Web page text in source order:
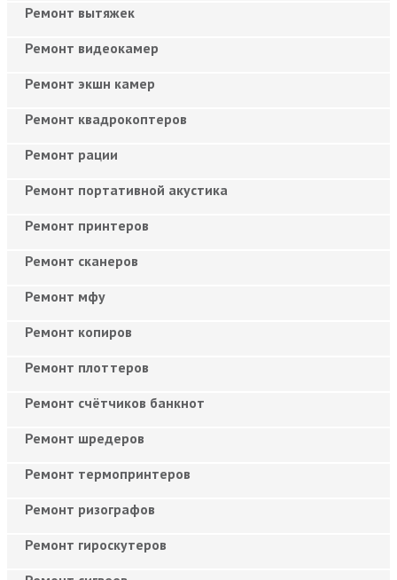
Ремонт вытяжек
Ремонт видеокамер
Ремонт экшн камер
Ремонт квадрокоптеров
Ремонт рации
Ремонт портативной акустика
Ремонт принтеров
Ремонт сканеров
Ремонт мфу
Ремонт копиров
Ремонт плоттеров
Ремонт счётчиков банкнот
Ремонт шредеров
Ремонт термопринтеров
Ремонт ризографов
Ремонт гироскутеров